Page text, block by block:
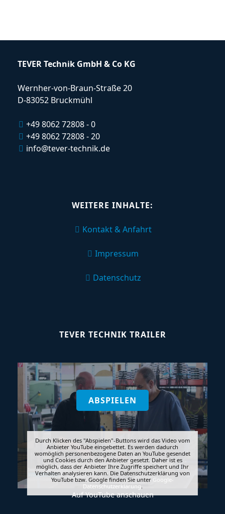
TEVER Technik GmbH & Co KG
Wernher-von-Braun-Straße 20
D-83052 Bruckmühl
+49 8062 72808 - 0
+49 8062 72808 - 20
info@tever-technik.de
WEITERE INHALTE:
Kontakt & Anfahrt
Impressum
Datenschutz
TEVER TECHNIK TRAILER
ABSPIELEN
Durch Klicken des "Abspielen"-Buttons wird das Video vom
Anbieter YouTube eingebettet. Es werden dadurch
womöglich personenbezogene Daten an YouTube gesendet
und Cookies durch den Anbieter gesetzt. Daher ist es
möglich, dass der Anbieter Ihre Zugriffe speichert und Ihr
Verhalten analysieren kann. Die Datenschutzerklärung von
YouTube bzw. Google finden Sie unter Google-
Datenschutzerklärung.
AufYouTubeanschauen